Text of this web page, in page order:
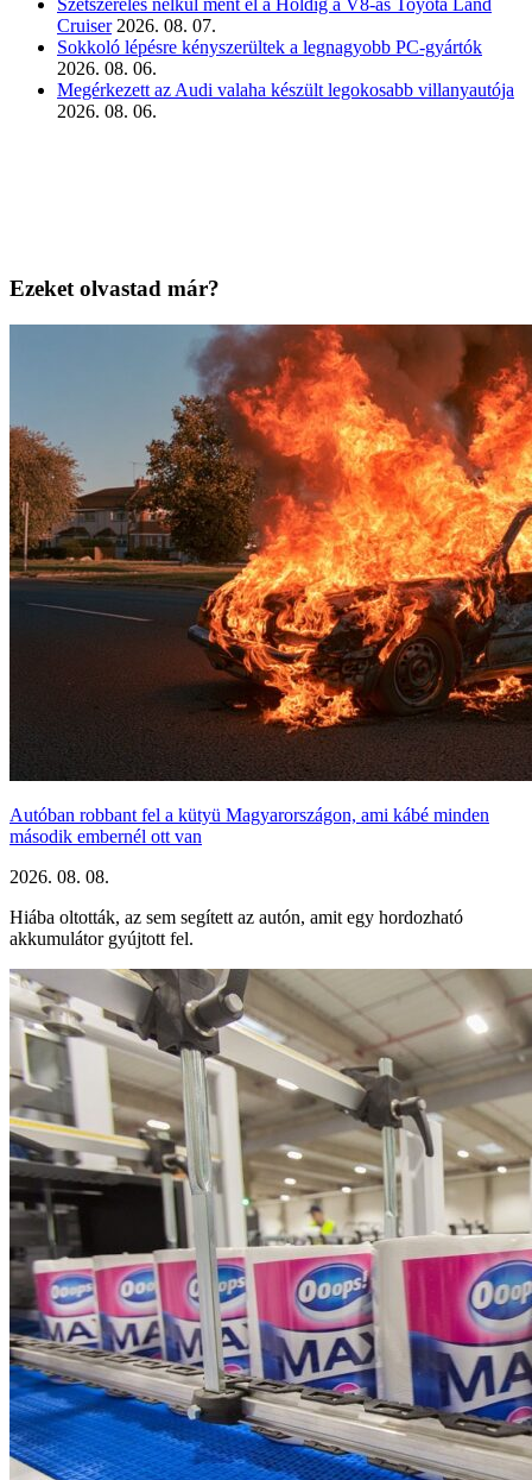
Szétszerelés nélkül ment el a Holdig a V8-as Toyota Land
Cruiser 2026. 08. 07.
Sokkoló lépésre kényszerültek a legnagyobb PC-gyártók
2026. 08. 06.
Megérkezett az Audi valaha készült legokosabb villanyautója
2026. 08. 06.
Ezeket olvastad már?
Autóban robbant fel a kütyü Magyarországon, ami kábé minden
második embernél ott van
2026. 08. 08.
Hiába oltották, az sem segített az autón, amit egy hordozható
akkumulátor gyújtott fel.